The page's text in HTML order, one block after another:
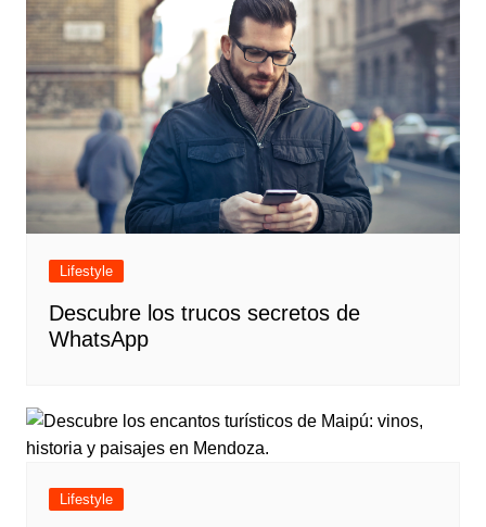
Lifestyle
Descubre los trucos secretos de
WhatsApp
Lifestyle